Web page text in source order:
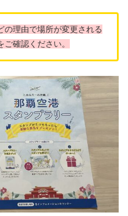
の理由で場所が変更される
確認ください。